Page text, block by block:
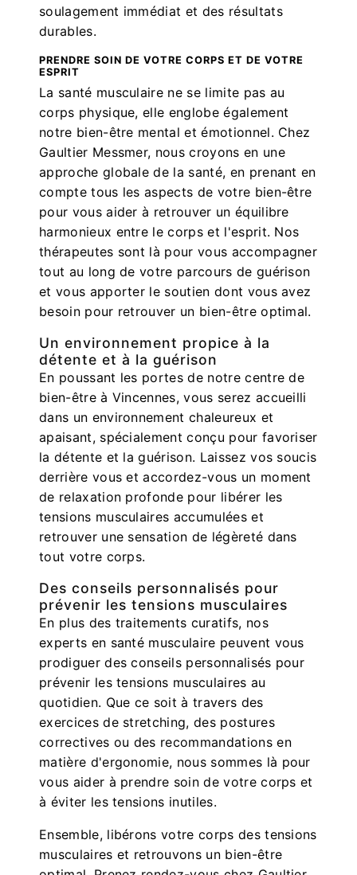
soulagement immédiat et des résultats
durables.
PRENDRE SOIN DE VOTRE CORPS ET DE VOTRE
ESPRIT
La santé musculaire ne se limite pas au
corps physique, elle englobe également
notre bien-être mental et émotionnel. Chez
Gaultier Messmer, nous croyons en une
approche globale de la santé, en prenant en
compte tous les aspects de votre bien-être
pour vous aider à retrouver un équilibre
harmonieux entre le corps et l'esprit. Nos
thérapeutes sont là pour vous accompagner
tout au long de votre parcours de guérison
et vous apporter le soutien dont vous avez
besoin pour retrouver un bien-être optimal.
Un environnement propice à la
détente et à la guérison
En poussant les portes de notre centre de
bien-être à Vincennes, vous serez accueilli
dans un environnement chaleureux et
apaisant, spécialement conçu pour favoriser
la détente et la guérison. Laissez vos soucis
derrière vous et accordez-vous un moment
de relaxation profonde pour libérer les
tensions musculaires accumulées et
retrouver une sensation de légèreté dans
tout votre corps.
Des conseils personnalisés pour
prévenir les tensions musculaires
En plus des traitements curatifs, nos
experts en santé musculaire peuvent vous
prodiguer des conseils personnalisés pour
prévenir les tensions musculaires au
quotidien. Que ce soit à travers des
exercices de stretching, des postures
correctives ou des recommandations en
matière d'ergonomie, nous sommes là pour
vous aider à prendre soin de votre corps et
à éviter les tensions inutiles.
Ensemble, libérons votre corps des tensions
musculaires et retrouvons un bien-être